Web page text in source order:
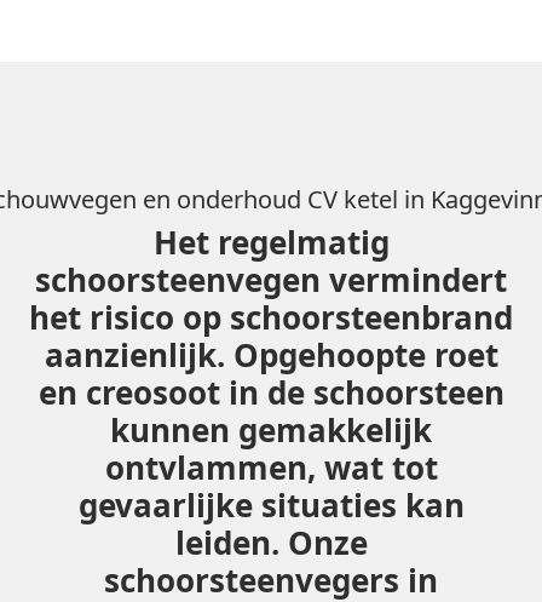
en onderhoud CV ketel in
Het regelmatig
schoorsteenvegen vermindert
het risico op schoorsteenbrand
aanzienlijk. Opgehoopte roet
en creosoot in de schoorsteen
kunnen gemakkelijk
ontvlammen, wat tot
gevaarlijke situaties kan
leiden. Onze
schoorsteenvegers in